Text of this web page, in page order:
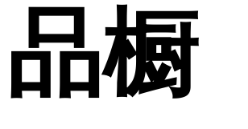
品橱